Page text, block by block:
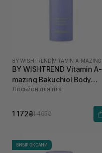
BY WISHTREND |VITAMIN A-MAZING
BY WISHTREND Vitamin A-
mazing Bakuchiol Body
Lotion 150 г
Лосьйон для тіла
1 172₴1 465₴
ВИБІР ОКСАНИ